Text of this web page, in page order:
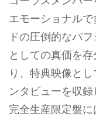
エモーショナル
ドの圧倒的なパ
としての真価を
り、特典映像と
ンタビューを収録
完全生産限定盤